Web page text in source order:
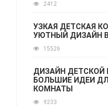
2412
УЗКАЯ ДЕТСКАЯ
УЮТНЫЙ ДИЗАЙН
15526
ДИЗАЙН ДЕТСКОЙ
БОЛЬШИЕ ИДЕИ
КОМНАТЫ
9233